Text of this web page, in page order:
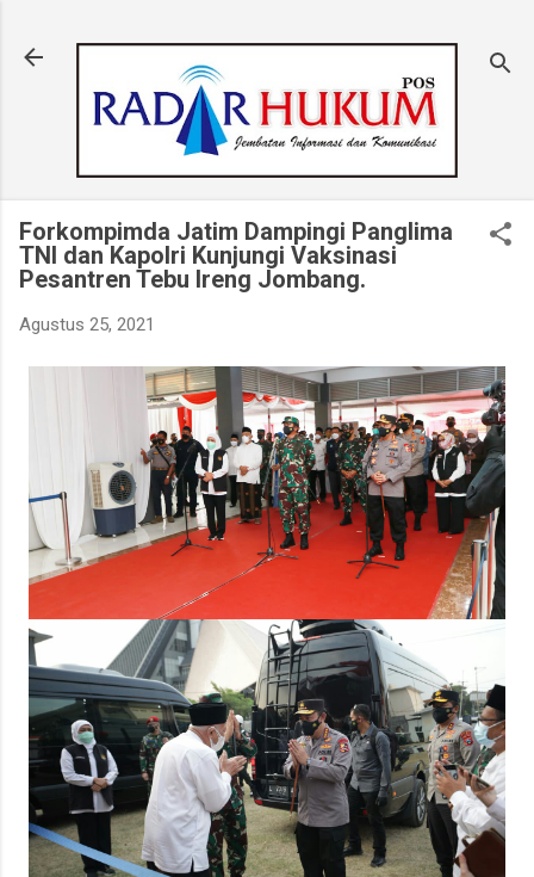
Forkompimda Jatim Dampingi Panglima
TNI dan Kapolri Kunjungi Vaksinasi
Pesantren Tebu Ireng Jombang.
Agustus 25, 2021